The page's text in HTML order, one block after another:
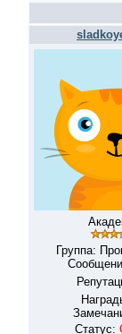
Группа:
Статус: